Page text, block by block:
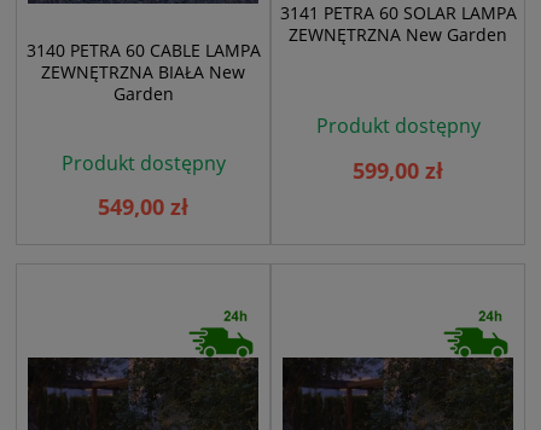
3140 PETRA 60 CABLE LAMPA
ZEWNĘTRZNA BIAŁA New
Garden
Produkt dostępny
549,00 zł
3141 PETRA 60 SOLAR LAMPA
ZEWNĘTRZNA New Garden
Produkt dostępny
599,00 zł